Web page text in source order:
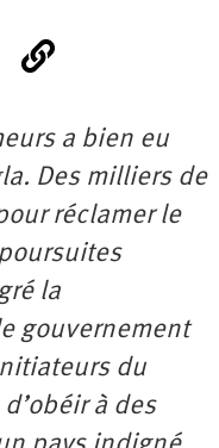
a bien eu
Des milliers de
réclamer le
la
gouvernement
du
à des